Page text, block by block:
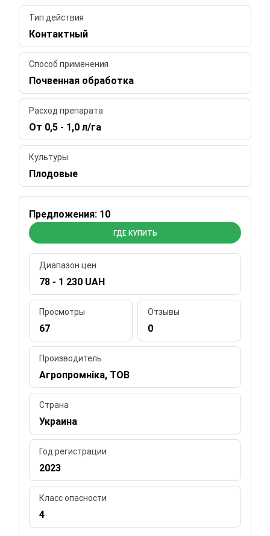
Тип действия
Контактный
Способ применения
Почвенная обработка
Расход препарата
От 0,5 - 1,0 л/га
Культуры
Плодовые
Предложения: 10
ГДЕ КУПИТЬ
Диапазон цен
78 - 1 230 UAH
Просмотры
67
Отзывы
0
Производитель
Агропромніка, ТОВ
Страна
Украина
Год регистрации
2023
Класс опасности
4